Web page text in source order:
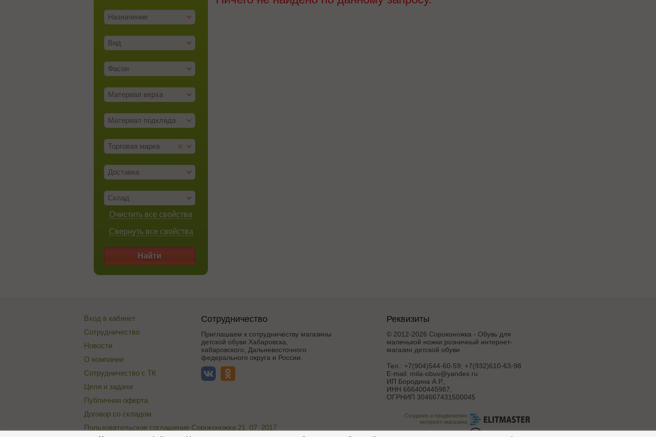
Назначение
Вид
Фасон
Материал верха
Материал подклада
Торговая марка
Доставка
Склад
Очистить все свойства
Свернуть все свойства
Найти
Вход в кабинет
Сотрудничество
Новости
О компании
Сотрудничество с ТК
Цели и задачи
Публичная оферта
Договор со складом
Пользовательское соглашение Сороконожка 21_07_2017
Сотрудничество
Приглашаем к сотрудничеству магазины
детской обуви Хабаровска,
хабаровского, Дальневосточного
федерального округа и России.
Реквизиты
© 2012-2026 Сороконожка - Обувь для
маленькой ножки:розничный интернет-
магазин детской обуви
Тел.: +7(904)544-60-59; +7(932)610-63-98
E-mail: mila-obuv@yandex.ru
ИП Бородина А.Р.
ИНН 666400445987,
ОГРНИП 304667431500045
Создание и продвижение
интернет-магазина